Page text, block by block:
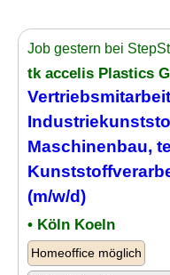
Job gestern bei
tk accelis Plastics
Maschinenbau,
(m/w/d)
• Köln Koeln
Homeoffice möglich